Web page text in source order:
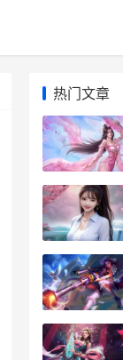
热门文章